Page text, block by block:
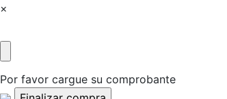
×
Por favor cargue su comprobante